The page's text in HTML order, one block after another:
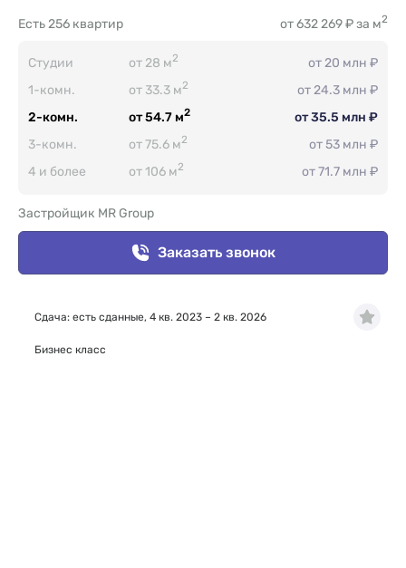
256 квартир
Есть от 632 269 ₽ за м2
Студии от 28 м2
от 20 млн ₽
1-комн.
от 33.3 м2
от 24.3 млн ₽
2-комн.
от 54.7 м2
от 35.5 млн ₽
3-комн.
от 75.6 м2
от 53 млн ₽
4 и более
от 106 м2 от 71.7 млн ₽
Застройщик MR Group
Заказать звонок
Сдача: есть сданные, 4 кв. 2023 – 2 кв. 2026
Бизнес класс